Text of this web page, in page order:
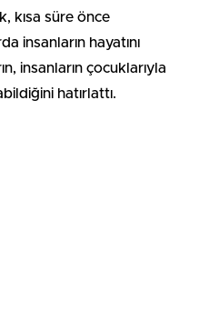
kısa süre önce
insanların hayatını
insanların çocuklarıyla
hatırlattı.